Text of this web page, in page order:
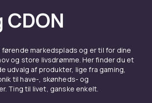
førende markedsplads og er til for dine
og store livsdrømme. Her finder du et
udvalg af produkter, lige fra gaming,
til have-, skønheds- og
Ting til livet, ganske enkelt.